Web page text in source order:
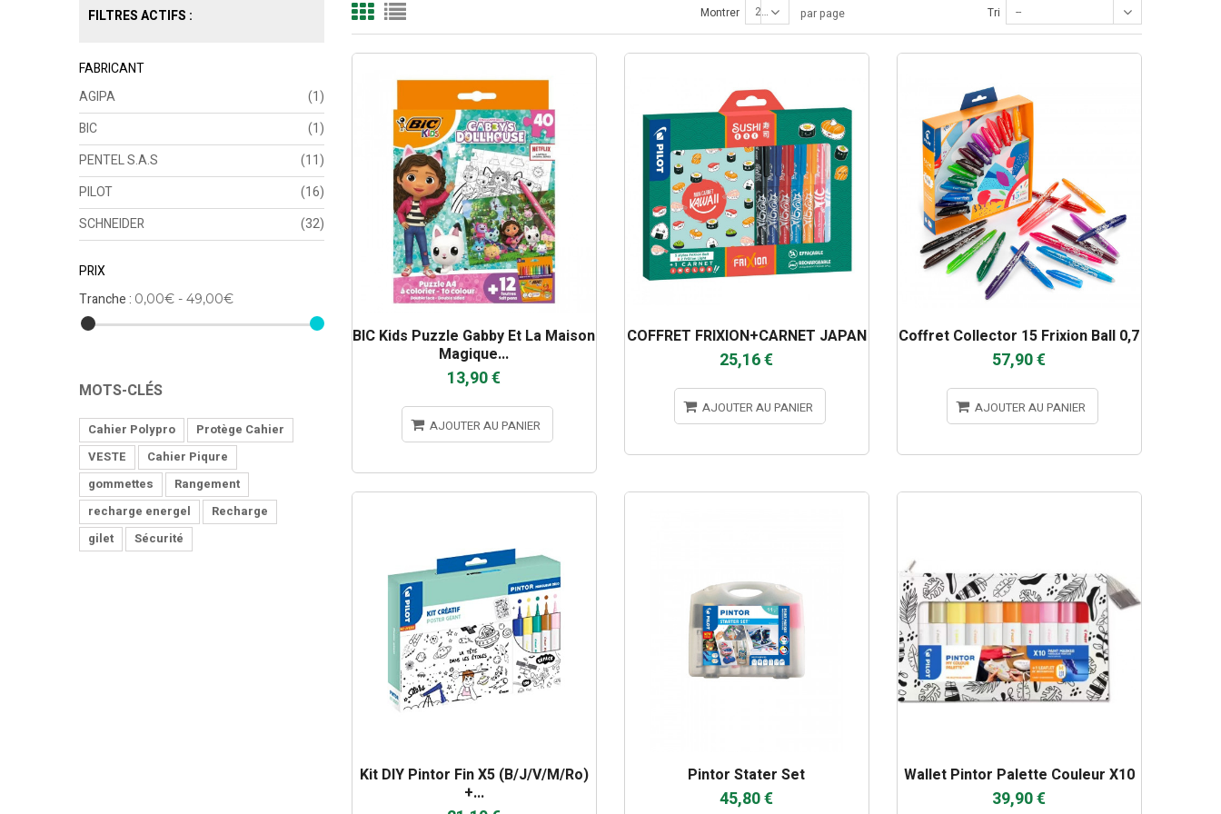
FILTRES ACTIFS :
FABRICANT
AGIPA
(1)
BIC
(1)
PENTEL S.A.S
(11)
PILOT
(16)
SCHNEIDER
(32)
PRIX
Tranche : 0,00€ - 49,00€
MOTS-CLÉS
Cahier Polypro
Protège Cahier
VESTE
Cahier Piqure
gommettes
Rangement
recharge energel
Recharge
gilet
Sécurité
Tri --
Montrer 24 par page
BIC Kids Puzzle Gabby Et La Maison
Magique...
13,90 €
AJOUTER AU PANIER
COFFRET FRIXION+CARNET JAPAN
25,16 €
AJOUTER AU PANIER
Coffret Collector 15 Frixion Ball 0,7
57,90 €
AJOUTER AU PANIER
Kit DIY Pintor Fin X5 (b/j/v/m/ro)
+...
Pintor Stater Set
45,80 €
Wallet Pintor Palette Couleur X10
39,90 €